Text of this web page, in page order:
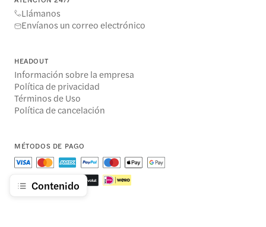
Contenido
Llámanos
Envíanos un correo electrónico
HEADOUT
Información sobre la empresa
Política de privacidad
Términos de Uso
Política de cancelación
MÉTODOS DE PAGO